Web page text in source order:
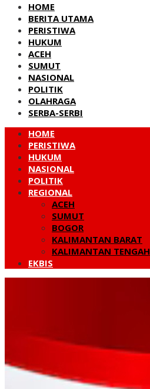
HOME
BERITA UTAMA
PERISTIWA
HUKUM
ACEH
SUMUT
NASIONAL
POLITIK
OLAHRAGA
SERBA-SERBI
HOME
PERISTIWA
HUKUM
NASIONAL
POLITIK
REGIONAL
ACEH
SUMUT
BOGOR
KALIMANTAN BARAT
KALIMANTAN TENGAH
EKBIS